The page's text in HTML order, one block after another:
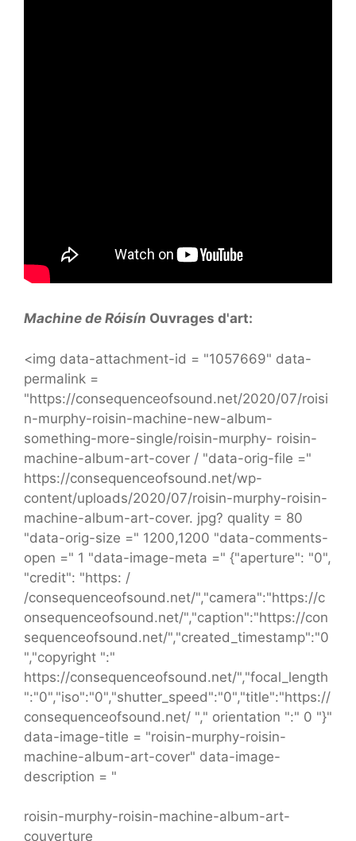
Machine de Róisín Ouvrages d'art:
<img data-attachment-id = "1057669" data-
permalink =
"https://consequenceofsound.net/2020/07/roisi
n-murphy-roisin-machine-new-album-
something-more-single/roisin-murphy- roisin-
machine-album-art-cover / "data-orig-file ="
https://consequenceofsound.net/wp-
content/uploads/2020/07/roisin-murphy-roisin-
machine-album-art-cover. jpg? quality = 80
"data-orig-size =" 1200,1200 "data-comments-
open =" 1 "data-image-meta =" {"aperture": "0",
"credit": "https: /
/consequenceofsound.net/","camera":"https://c
onsequenceofsound.net/","caption":"https://con
sequenceofsound.net/","created_timestamp":"0
","copyright ":"
https://consequenceofsound.net/","focal_length
":"0","iso":"0","shutter_speed":"0","title":"https://
consequenceofsound.net/ "," orientation ":" 0 "}"
data-image-title = "roisin-murphy-roisin-
machine-album-art-cover" data-image-
description = "
roisin-murphy-roisin-machine-album-art-
couverture